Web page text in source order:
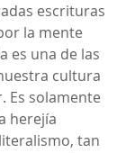
escrituras
la mente
es una de las
cultura
Es solamente
herejía
tan